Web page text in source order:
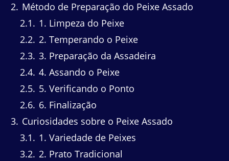
2 Método de Preparação do Peixe Assado
2.1
1. Limpeza do Peixe
2.2 2. Temperando o Peixe
2.3 3. Preparação da Assadeira
2.4 4. Assando o Peixe
2.5 5. Verificando o Ponto
2.6 6. Finalização
3 Curiosidades sobre o Peixe Assado
3.1
1. Variedade de Peixes
3.2 2. Prato Tradicional